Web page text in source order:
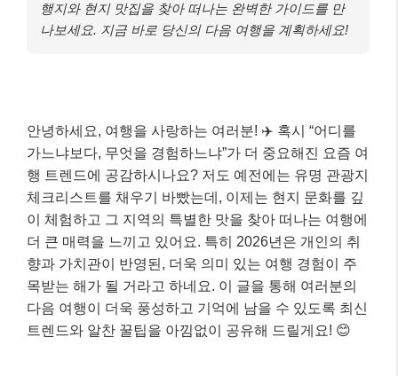
행지와 현지 맛집을 찾아 떠나는 완벽한 가이드를 만
나보세요. 지금 바로 당신의 다음 여행을 계획하세요!
안녕하세요, 여행을 사랑하는 여러분! ✈️ 혹시 “어디를
가느냐보다, 무엇을 경험하느냐”가 더 중요해진 요즘 여
행 트렌드에 공감하시나요? 저도 예전에는 유명 관광지
체크리스트를 채우기 바빴는데, 이제는 현지 문화를 깊
이 체험하고 그 지역의 특별한 맛을 찾아 떠나는 여행에
더 큰 매력을 느끼고 있어요. 특히 2026년은 개인의 취
향과 가치관이 반영된, 더욱 의미 있는 여행 경험이 주
목받는 해가 될 거라고 하네요. 이 글을 통해 여러분의
다음 여행이 더욱 풍성하고 기억에 남을 수 있도록 최신
트렌드와 알찬 꿀팁을 아낌없이 공유해 드릴게요! 😊